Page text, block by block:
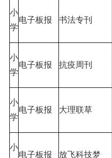
小
学
电子板报 书法专刊
小
学
电子板报 抗疫周刊
小
学
电子板报 大理联草
小
电子板报 放飞科技梦